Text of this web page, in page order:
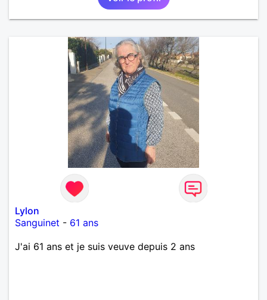
Lylon
Sanguinet - 61 ans
J'ai 61 ans et je suis veuve depuis 2 ans